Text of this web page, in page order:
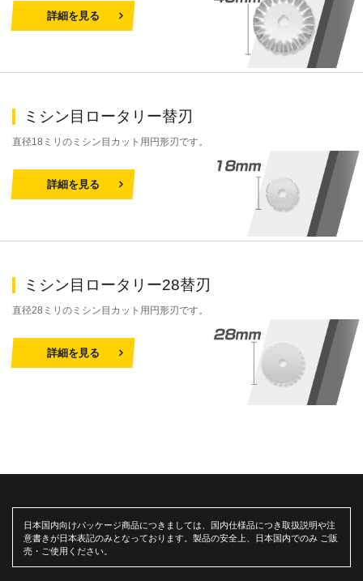
詳細を見る
ミシン目ロータリー替刃
直径18ミリのミシン目カット用円形刃です。
詳細を見る
ミシン目ロータリー28替刃
直径28ミリのミシン目カット用円形刃です。
詳細を見る
日本国内向けパッケージ商品につきましては、国内仕様品につき取扱説明や注
意書きが日本表記のみとなっております。製品の安全上、日本国内でのみ ご販
売・ご使用ください。